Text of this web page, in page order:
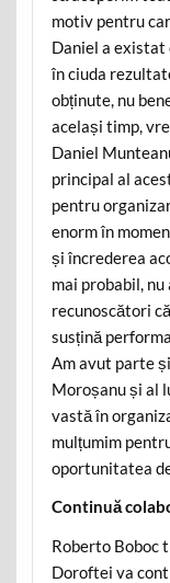
motiv pentru
Daniel a existat
în ciuda
obținute, nu
același timp,
Daniel
principal al
pentru
enorm în
și încrederea
mai probabil,
recunoscători
susțină
Am avut parte
Moroșanu și al
vastă în
mulțumim
oportunitatea
Continuă
Roberto Boboc
Doroftei va